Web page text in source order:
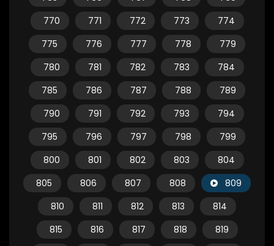
770
771 772 773
774
775
776 777 778
779
780
781 782 783
784
785
786 787 788
789
790
791 792 793
794
795
796 797 798
799
800
801 802 803
804
805
806 807 808
809
810
811 812 813
814
815
816 817 818
819